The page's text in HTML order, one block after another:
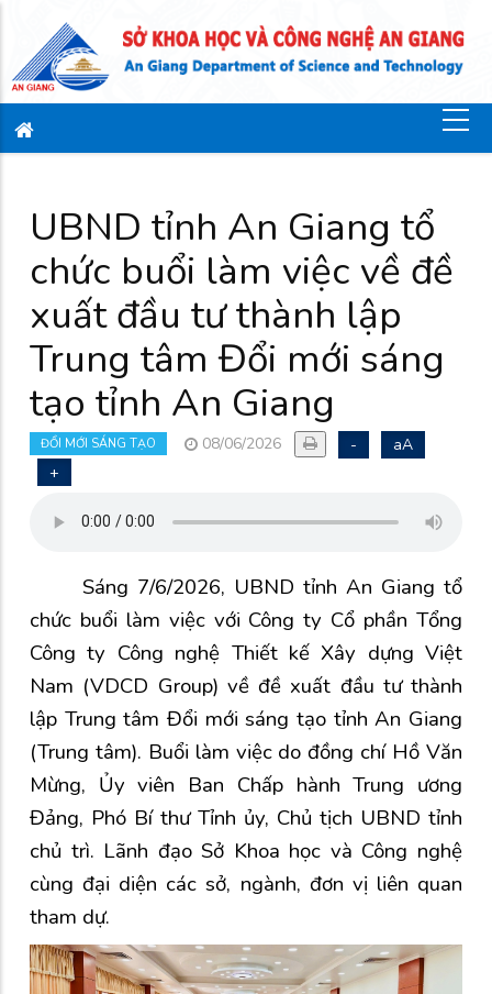
UBND tỉnh An Giang tổ
chức buổi làm việc về đề
xuất đầu tư thành lập
Trung tâm Đổi mới sáng
tạo tỉnh An Giang
ĐỔI MỚI SÁNG TẠO 08/06/2026 -
aA
+
Sáng 7/6/2026, UBND tỉnh An Giang tổ
chức buổi làm việc với Công ty Cổ phần Tổng
Công ty Công nghệ Thiết kế Xây dựng Việt
Nam (VDCD Group) về đề xuất đầu tư thành
lập Trung tâm Đổi mới sáng tạo tỉnh An Giang
(Trung tâm). Buổi làm việc do đồng chí Hồ Văn
Mừng, Ủy viên Ban Chấp hành Trung ương
Đảng, Phó Bí thư Tỉnh ủy, Chủ tịch UBND tỉnh
chủ trì. Lãnh đạo Sở Khoa học và Công nghệ
cùng đại diện các sở, ngành, đơn vị liên quan
tham dự.